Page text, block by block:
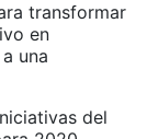
transformar
en
una
del